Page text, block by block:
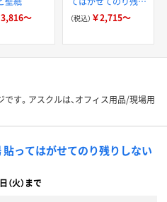
3,816～
しない壁紙
（税込） ￥2,715～
です。アスクルは、オフィス用品/現場用
ってはがせてのり残りしない
（火）まで